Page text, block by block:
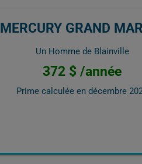
MERCURY GRAND
Un Homme de Blainville
372 $ /année
Prime calculée en décembre